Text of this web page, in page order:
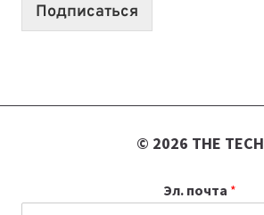
Подписаться
© 2026 THE TECH
Эл. почта *